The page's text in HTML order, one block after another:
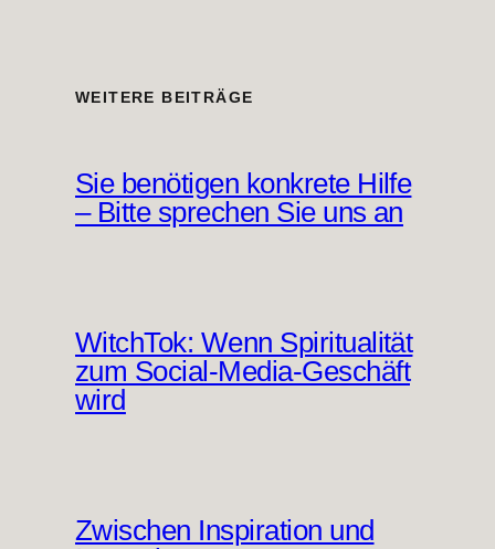
WEITERE BEITRÄGE
Sie benötigen konkrete Hilfe
– Bitte sprechen Sie uns an
WitchTok: Wenn Spiritualität
zum Social-Media-Geschäft
wird
Zwischen Inspiration und